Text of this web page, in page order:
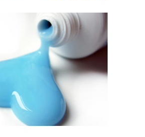
Toothpaste
casos de exito